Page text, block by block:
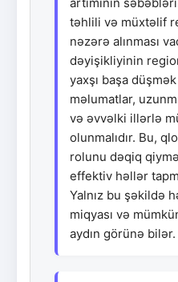
təhlili və müxtəlif
nəzərə alınması
dəyişikliyinin
yaxşı başa
məlumatlar,
və əvvəlki illərlə
olunmalıdır. Bu,
rolunu dəqiq
effektiv həllər
Yalnız bu şəkildə
miqyası və
aydın görünə bilər.